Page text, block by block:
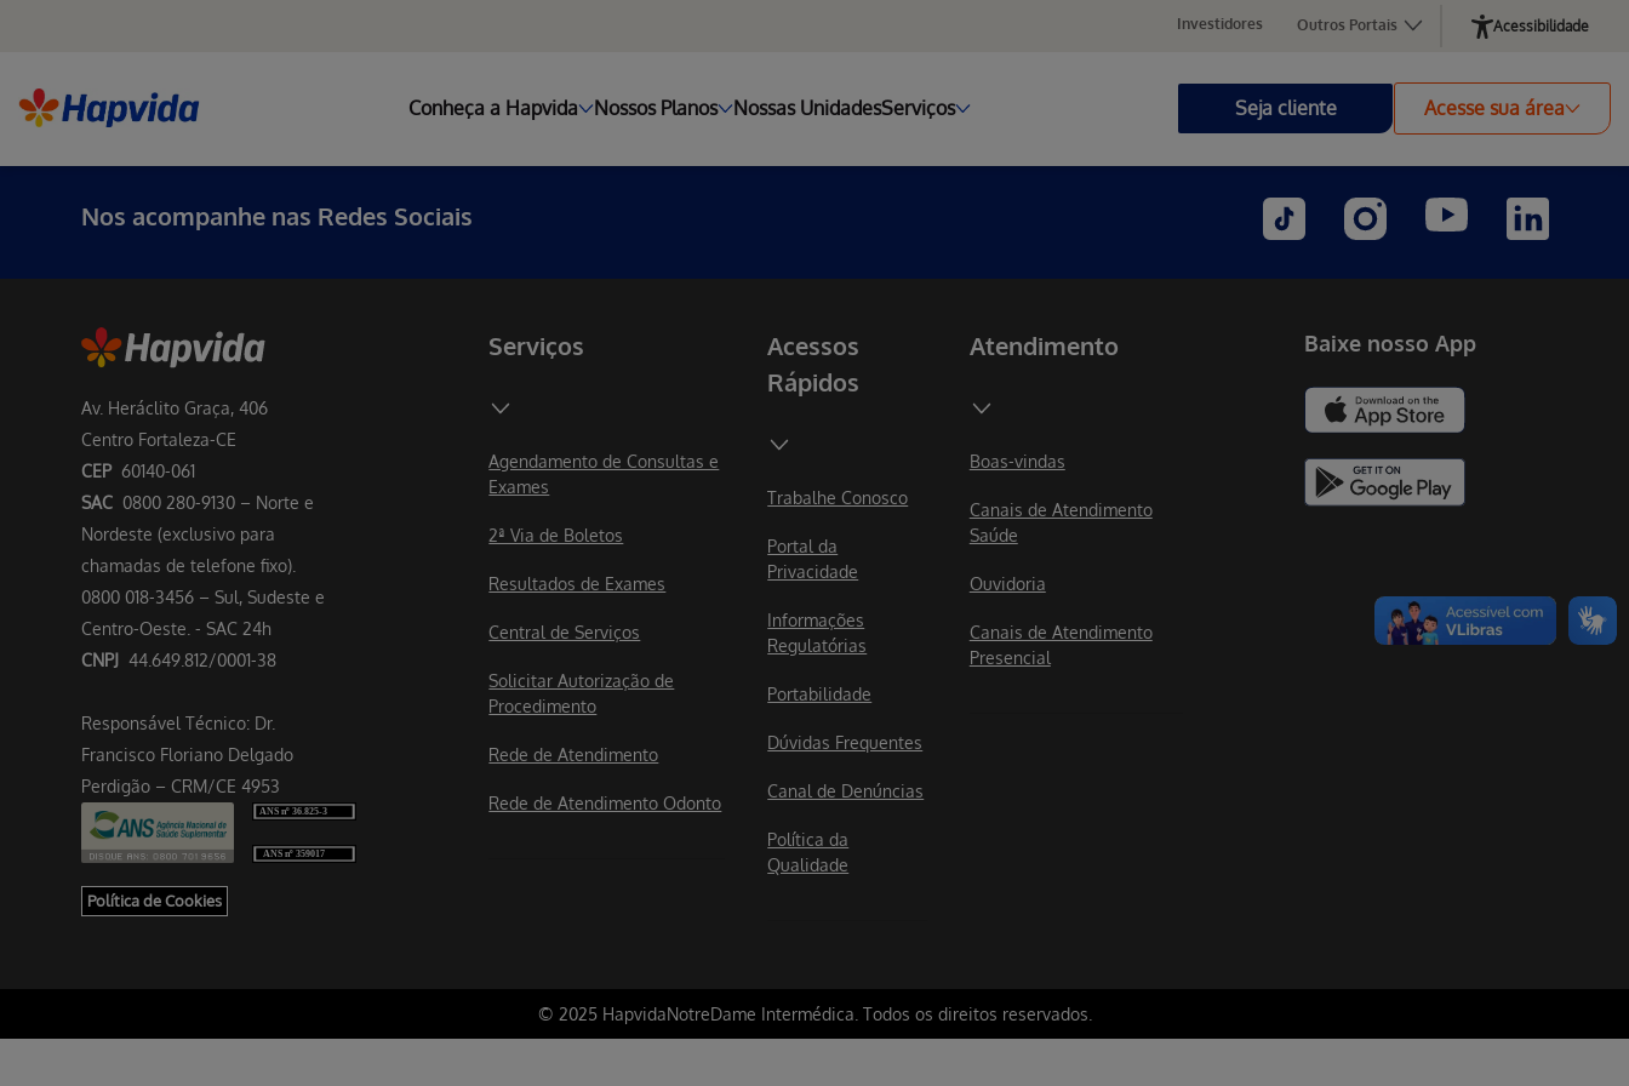
Investidores Outros Portais Acessibilidade
Conheça a Hapvida Nossos Planos Nossas UnidadesServiços Seja cliente Acesse sua área
Nos acompanhe nas Redes Sociais
Av. Heráclito Graça, 406
Centro Fortaleza-CE
CEP 60140-061
SAC 0800 280-9130 – Norte e
Nordeste (exclusivo para
chamadas de telefone fixo).
0800 018-3456 – Sul, Sudeste e
Centro-Oeste. - SAC 24h
CNPJ 44.649.812/0001-38
Responsável Técnico: Dr.
Francisco Floriano Delgado
Perdigão – CRM/CE 4953
Política de Cookies
Serviços
Agendamento de Consultas e
Exames
2ª Via de Boletos
Resultados de Exames
Central de Serviços
Solicitar Autorização de
Procedimento
Rede de Atendimento
Rede de Atendimento Odonto
Acessos
Rápidos
Trabalhe Conosco
Portal da
Privacidade
Informações
Regulatórias
Portabilidade
Dúvidas Frequentes
Canal de Denúncias
Política da
Qualidade
Atendimento
Boas-vindas
Canais de Atendimento
Saúde
Ouvidoria
Canais de Atendimento
Presencial
Baixe nosso App
© 2025 HapvidaNotreDame Intermédica. Todos os direitos reservados.